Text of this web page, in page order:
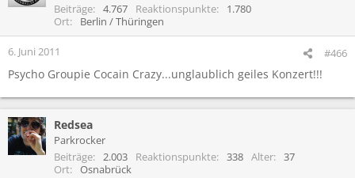
Beiträge
4.767 Reaktionspunkte
1.780
Ort
Berlin / Thüringen
6. Juni 2011 #466
Psycho Groupie Cocain Crazy...unglaublich geiles Konzert!!!
Redsea
Parkrocker
Beiträge
2.003 Reaktionspunkte 338 Alter
37
Ort
Osnabrück